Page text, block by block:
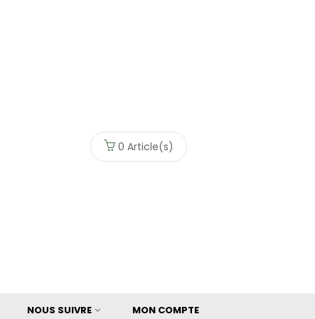
0 Article(s)
NOUS SUIVRE MON COMPTE